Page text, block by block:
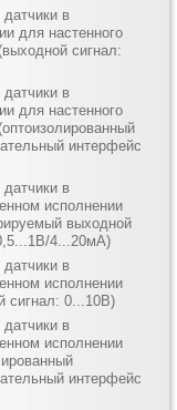
в
для настенного
сигнал:
в
для настенного
интерфейс
в
исполнении
выходной
4...20мА)
в
исполнении
сигнал: 0...10В)
в
исполнении
интерфейс